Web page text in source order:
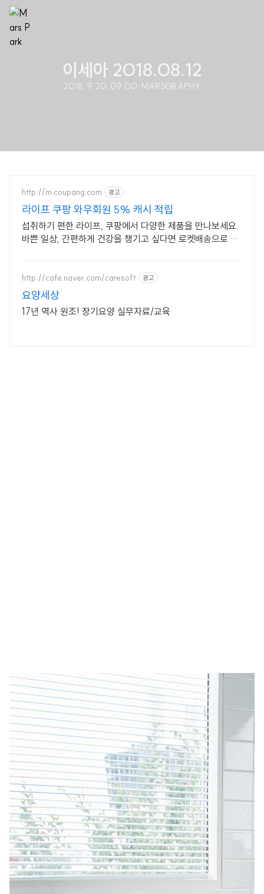
이세아 2018.08.12
2018. 9. 20. 09:00 ·MARSGRAPHY
http://m.coupang.com 광고
라이프 쿠팡 와우회원 5% 캐시 적립
섭취하기 편한 라이프, 쿠팡에서 다양한 제품을 만나보세요.
바쁜 일상, 간편하게 건강을 챙기고 싶다면 로켓배송으로 받
http://cafe.naver.com/caresoft 광고
요양세상
17년 역사 원조! 장기요양 실무자료/교육